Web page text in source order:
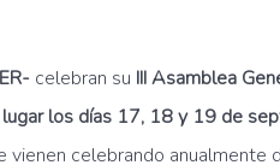
celebran su III Asamblea
los días 17, 18 y 19 de
vienen celebrando